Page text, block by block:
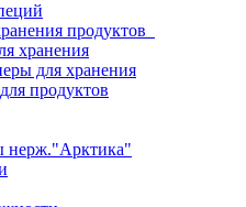
продуктов
хранения
для хранения
продуктов
нерж."Арктика"